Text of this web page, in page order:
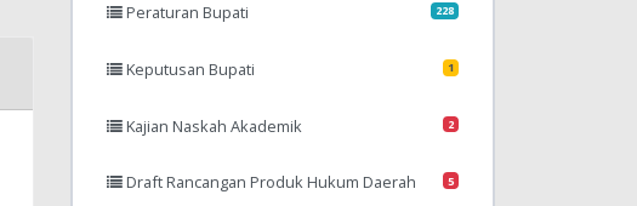
Peraturan Bupati 228
Keputusan Bupati 1
Kajian Naskah Akademik 2
Draft Rancangan Produk Hukum Daerah 5